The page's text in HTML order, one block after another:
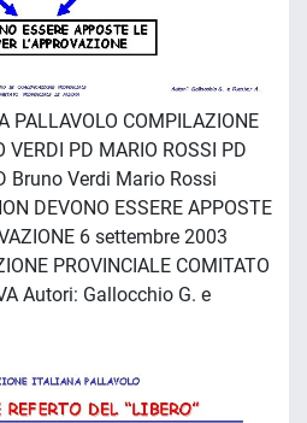
PALLAVOLO COMPILAZIONE
VERDI PD MARIO ROSSI PD
Bruno Verdi Mario Rossi
DEVONO ESSERE APPOSTE
6 settembre 2003
PROVINCIALE COMITATO
Autori: Gallocchio G. e